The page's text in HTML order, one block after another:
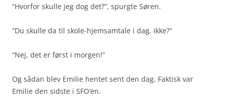
“Hvorfor skulle jeg dog det?”, spurgte Søren.
“Du skulle da til skole-hjemsamtale i dag, ikke?”
“Nej, det er først i morgen!”
Og sådan blev Emilie hentet sent den dag. Faktisk var
Emilie den sidste i SFO’en.